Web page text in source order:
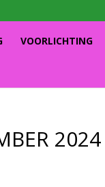
VOORLICHTING
2024